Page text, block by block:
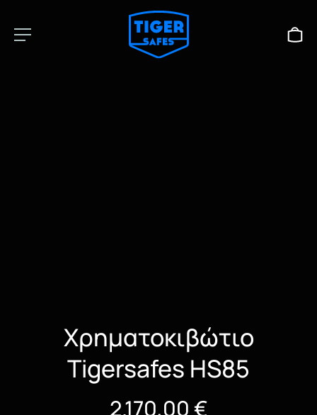
Χρηματοκιβώτιο
Tigersafes HS85
2.170,00 €